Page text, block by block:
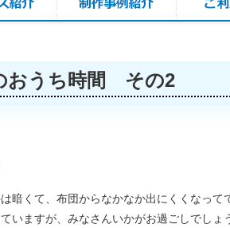
おうち時間 その2
暗くて、布団からなかなか出にくくなって
いますが、みなさんいかがお過ごしでしょ